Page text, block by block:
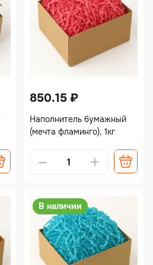
850.15 ₽
Наполнитель бумажный
(мечта фламинго), 1кг
Alternative:
В наличии